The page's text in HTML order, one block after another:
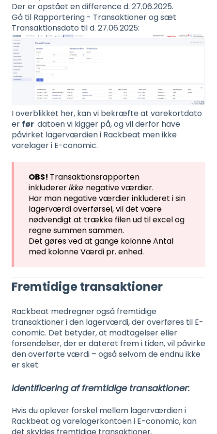
Der er opstået en difference d. 27.06.2025.
Gå til Rapportering - Transaktioner og sæt
Transaktionsdato til d. 27.06.2025:
I overblikket her, kan vi bekræfte at varekortdato
er før datoen vi kigger på, og vil derfor have
påvirket lagerværdien i Rackbeat men ikke
varelager i E-conomic.
OBS! Transaktionsrapporten
inkludererikke negative værdier.
Har man negative værdier inkluderet i sin
lagerværdi overførsel, vil det være
nødvendigt at trække filen ud til excel og
regne summen sammen.
Det gøres ved at gange kolonne Antal
med kolonne Værdi pr. enhed.
Fremtidige transaktioner
Rackbeat medregner også fremtidige
transaktioner i den lagerværdi, der overføres til E-
conomic. Det betyder, at modtagelser eller
forsendelser, der er dateret frem i tiden, vil påvirke
den overførte værdi – også selvom de endnu ikke
er sket.
Identificering af fremtidige transaktioner:
Hvis du oplever forskel mellem lagerværdien i
Rackbeat og varelagerkontoen i E-conomic, kan